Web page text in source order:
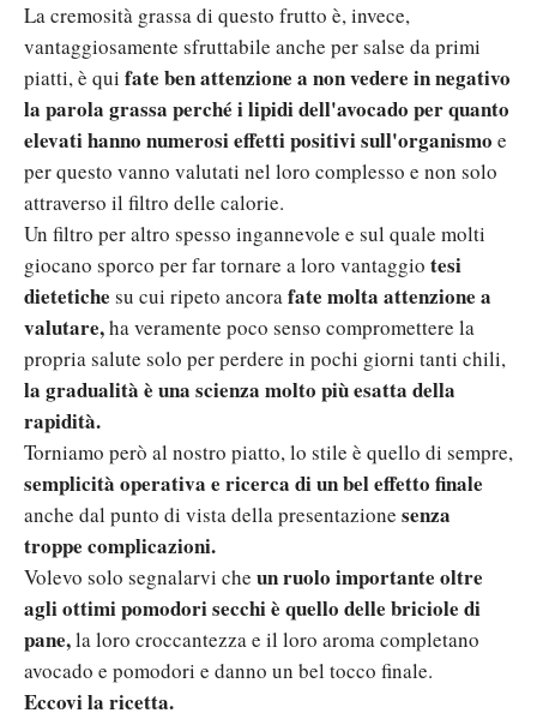
La cremosità grassa di questo frutto è, invece,
vantaggiosamente sfruttabile anche per salse da primi
piatti, è qui fate ben attenzione a non vedere in negativo
la parola grassa perché i lipidi dell'avocado per quanto
elevati hanno numerosi effetti positivi sull'organismo e
per questo vanno valutati nel loro complesso e non solo
attraverso il filtro delle calorie.
Un filtro per altro spesso ingannevole e sul quale molti
giocano sporco per far tornare a loro vantaggio tesi
dietetiche su cui ripeto ancorafate molta attenzione a
valutare,ha veramente poco senso compromettere la
propria salute solo per perdere in pochi giorni tanti chili,
la gradualità è una scienza molto più esatta della
rapidità.
Torniamo però al nostro piatto, lo stile è quello di sempre,
semplicità operativa e ricerca di un bel effetto finale
anche dal punto di vista della presentazione senza
troppe complicazioni.
Volevo solo segnalarvi che un ruolo importante oltre
agli ottimi pomodori secchi è quello delle briciole di
pane,la loro croccantezza e il loro aroma completano
avocado e pomodori e danno un bel tocco finale.
Eccovi la ricetta.